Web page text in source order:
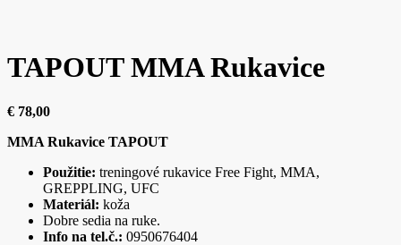
TAPOUT MMA Rukavice
€ 78,00
MMA Rukavice TAPOUT
Použitie: treningové rukavice Free Fight, MMA,
GREPPLING, UFC
Materiál: koža
Dobre sedia na ruke.
Info na tel.č.: 0950676404